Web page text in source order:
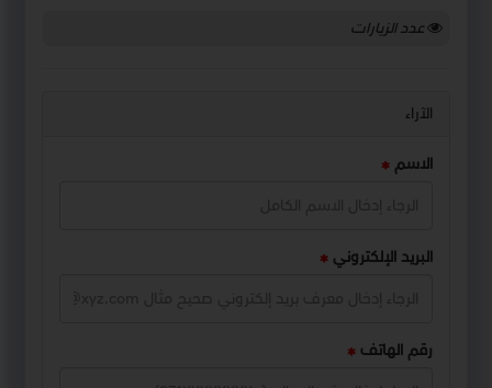
عدد الزيارات
الآراء
الاسم
البريد الإلكتروني
رقم الهاتف